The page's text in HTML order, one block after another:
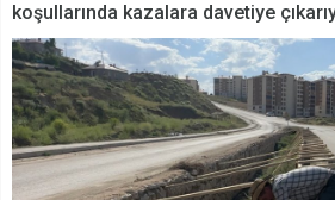
koşullarında kazalara davetiye